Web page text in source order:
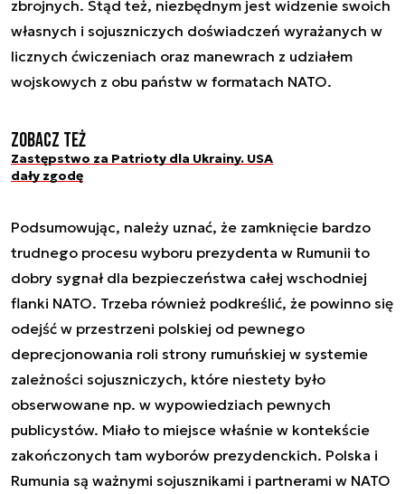
zbrojnych. Stąd też, niezbędnym jest widzenie swoich
własnych i sojuszniczych doświadczeń wyrażanych w
licznych ćwiczeniach oraz manewrach z udziałem
wojskowych z obu państw w formatach NATO.
Zobacz też
Zastępstwo za Patrioty dla Ukrainy. USA
dały zgodę
Podsumowując, należy uznać, że zamknięcie bardzo
trudnego procesu wyboru prezydenta w Rumunii to
dobry sygnał dla bezpieczeństwa całej wschodniej
flanki NATO. Trzeba również podkreślić, że powinno się
odejść w przestrzeni polskiej od pewnego
deprecjonowania roli strony rumuńskiej w systemie
zależności sojuszniczych, które niestety było
obserwowane np. w wypowiedziach pewnych
publicystów. Miało to miejsce właśnie w kontekście
zakończonych tam wyborów prezydenckich. Polska i
Rumunia są ważnymi sojusznikami i partnerami w NATO